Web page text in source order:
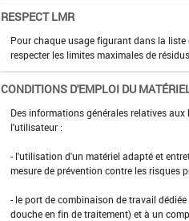
RESPECT LMR
Pour chaque usage figurant dans la
respecter les limites maximales de résidus.
CONDITIONS D'EMPLOI DU
Des informations générales relatives
l'utilisateur :
- l'utilisation d'un matériel adapté et
mesure de prévention contre les risques
- le port de combinaison de travail
douche en fin de traitement) et à un